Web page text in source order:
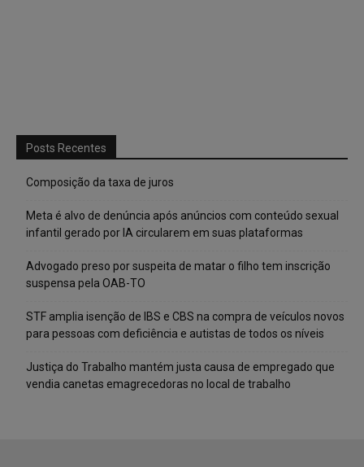
Posts Recentes
Composição da taxa de juros
Meta é alvo de denúncia após anúncios com conteúdo sexual
infantil gerado por IA circularem em suas plataformas
Advogado preso por suspeita de matar o filho tem inscrição
suspensa pela OAB-TO
STF amplia isenção de IBS e CBS na compra de veículos novos
para pessoas com deficiência e autistas de todos os níveis
Justiça do Trabalho mantém justa causa de empregado que
vendia canetas emagrecedoras no local de trabalho